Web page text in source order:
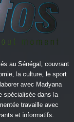
au Sénégal, couvrant
la culture, le sport
avec Madyana
spécialisée dans la
travaille avec
et informatifs.